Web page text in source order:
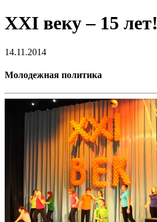
XXI веку – 15 лет!
14.11.2014
Молодежная политика